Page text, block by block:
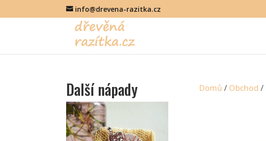
info@drevena-razitka.cz
Domů / Obchod /
Další nápady